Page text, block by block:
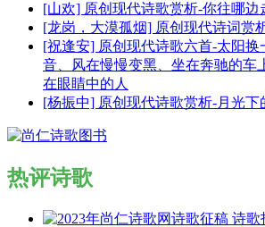
[山欢] 原创现代诗歌赏析-你往哪边
[龙岗，大漠孤烟] 原创现代诗词赏
[祝逢安] 原创现代诗歌六首-太阳换
音、风在慢慢变黑、坐在奔驰的车
在眼睛中的人
[杨振中] 原创现代诗歌赏析-月光下
热评诗歌